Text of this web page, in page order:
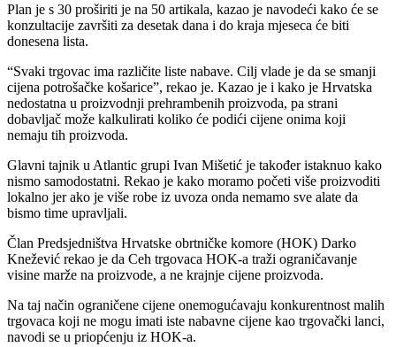
Plan je s 30 proširiti je na 50 artikala, kazao je navodeći kako će se
konzultacije završiti za desetak dana i do kraja mjeseca će biti
donesena lista.
“Svaki trgovac ima različite liste nabave. Cilj vlade je da se smanji
cijena potrošačke košarice”, rekao je. Kazao je i kako je Hrvatska
nedostatna u proizvodnji prehrambenih proizvoda, pa strani
dobavljač može kalkulirati koliko će podići cijene onima koji
nemaju tih proizvoda.
Glavni tajnik u Atlantic grupi Ivan Mišetić je također istaknuo kako
nismo samodostatni. Rekao je kako moramo početi više proizvoditi
lokalno jer ako je više robe iz uvoza onda nemamo sve alate da
bismo time upravljali.
Član Predsjedništva Hrvatske obrtničke komore (HOK) Darko
Knežević rekao je da Ceh trgovaca HOK-a traži ograničavanje
visine marže na proizvode, a ne krajnje cijene proizvoda.
Na taj način ograničene cijene onemogućavaju konkurentnost malih
trgovaca koji ne mogu imati iste nabavne cijene kao trgovački lanci,
navodi se u priopćenju iz HOK-a.